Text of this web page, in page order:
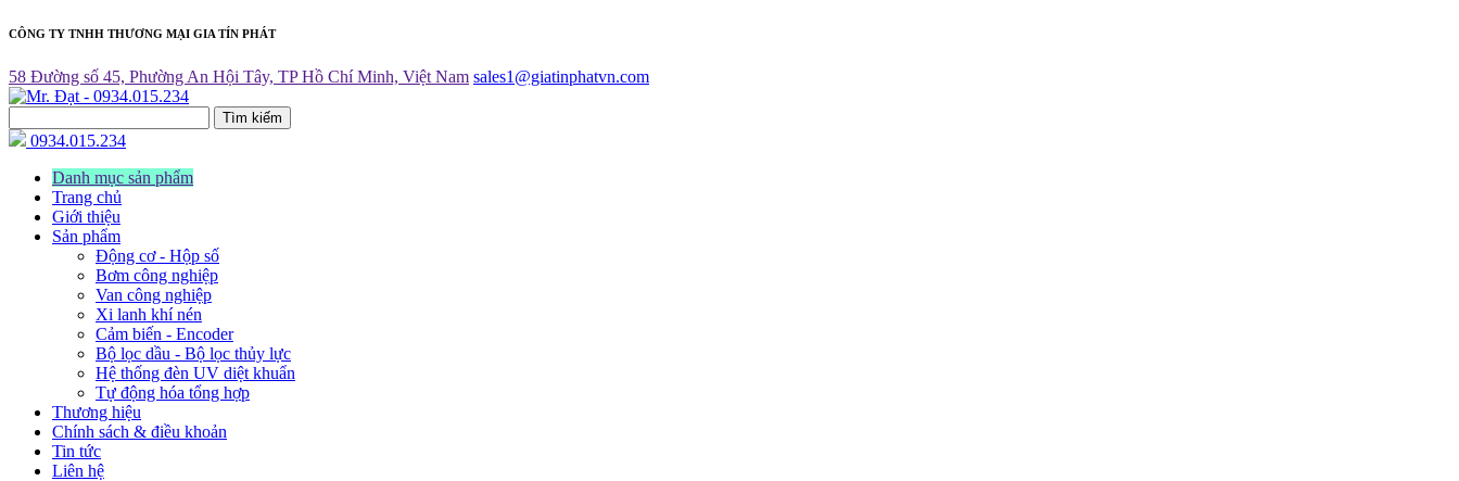
CÔNG TY TNHH THƯƠNG MẠI GIA TÍN PHÁT
58 Đường số 45, Phường An Hội Tây, TP Hồ Chí Minh, Việt Nam sales1@giatinphatvn.com
Tìm kiếm
0934.015.234
Danh mục sản phẩm
Trang chủ
Giới thiệu
Sản phẩm
Động cơ - Hộp số
Bơm công nghiệp
Van công nghiệp
Xi lanh khí nén
Cảm biến - Encoder
Bộ lọc dầu - Bộ lọc thủy lực
Hệ thống đèn UV diệt khuẩn
Tự động hóa tổng hợp
Thương hiệu
Chính sách & điều khoản
Tin tức
Liên hệ